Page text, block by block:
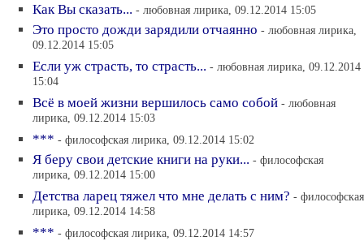
Как Вы сказать... - любовная лирика, 09.12.2014 15:05
Это просто дожди зарядили отчаянно - любовная лирика,
09.12.2014 15:05
Если уж страсть, то страсть... - любовная лирика, 09.12.2014
15:04
Всё в моей жизни вершилось само собой - любовная
лирика, 09.12.2014 15:03
*** - философская лирика, 09.12.2014 15:02
Я беру свои детские книги на руки... - философская
лирика, 09.12.2014 15:00
Детства ларец тяжел что мне делать с ним? - философская
лирика, 09.12.2014 14:58
*** - философская лирика, 09.12.2014 14:57